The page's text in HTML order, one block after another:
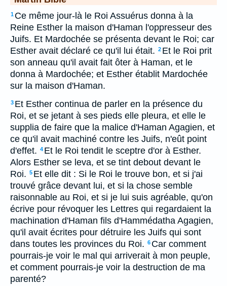
1 Ce même jour-là le Roi Assuérus donna à la
Reine Esther la maison d'Haman l'oppresseur des
Juifs. Et Mardochée se présenta devant le Roi; car
Esther avait déclaré ce qu'il lui était. 2 Et le Roi prit
son anneau qu'il avait fait ôter à Haman, et le
donna à Mardochée; et Esther établit Mardochée
sur la maison d'Haman.
3 Et Esther continua de parler en la présence du
Roi, et se jetant à ses pieds elle pleura, et elle le
supplia de faire que la malice d'Haman Agagien, et
ce qu'il avait machiné contre les Juifs, n'eût point
d'effet. 4 Et le Roi tendit le sceptre d'or à Esther.
Alors Esther se leva, et se tint debout devant le
Roi. 5 Et elle dit : Si le Roi le trouve bon, et si j'ai
trouvé grâce devant lui, et si la chose semble
raisonnable au Roi, et si je lui suis agréable, qu'on
écrive pour révoquer les Lettres qui regardaient la
machination d'Haman fils d'Hammédatha Agagien,
qu'il avait écrites pour détruire les Juifs qui sont
dans toutes les provinces du Roi. 6 Car comment
pourrais-je voir le mal qui arriverait à mon peuple,
et comment pourrais-je voir la destruction de ma
parenté?